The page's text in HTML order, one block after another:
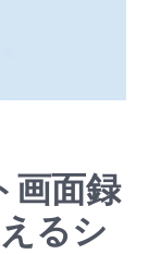
画面録
るシ